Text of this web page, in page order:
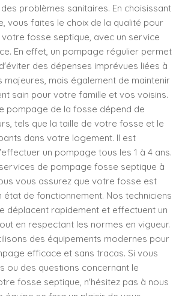
problèmes sanitaires. En choisissant
vous faites le choix de la qualité pour
fosse septique, avec un service
En effet, un pompage régulier permet
des dépenses imprévues liées à
majeures, mais également de maintenir
sain pour votre famille et vos voisins.
pompage de la fosse dépend de
tels que la taille de votre fosse et le
dans votre logement. Il est
un pompage tous les 1 à 4 ans.
de pompage fosse septique à
vous assurez que votre fosse est
de fonctionnement. Nos techniciens
déplacent rapidement et effectuent un
en respectant les normes en vigueur.
des équipements modernes pour
efficace et sans tracas. Si vous
ou des questions concernant le
fosse septique, n'hésitez pas à nous